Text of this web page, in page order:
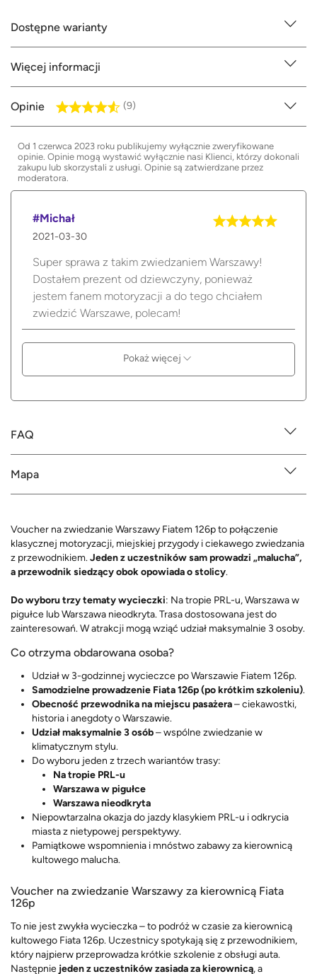
Dostępne warianty
Więcej informacji
Opinie (9)
Od 1 czerwca 2023 roku publikujemy wyłącznie zweryfikowane
opinie. Opinie mogą wystawić wyłącznie nasi Klienci, którzy dokonali
zakupu lub skorzystali z usługi. Opinie są zatwierdzane przez
moderatora.
#Michał
2021-03-30
Super sprawa z takim zwiedzaniem Warszawy!
Dostałem prezent od dziewczyny, ponieważ
jestem fanem motoryzacji a do tego chciałem
zwiedzić Warszawe, polecam!
Pokaż więcej
FAQ
Mapa
Voucher na zwiedzanie Warszawy Fiatem 126p to połączenie
klasycznej motoryzacji, miejskiej przygody i ciekawego zwiedzania
z przewodnikiem.Jeden z uczestników sam prowadzi „malucha”,
a przewodnik siedzący obok opowiada o stolicy.
Do wyboru trzy tematy wycieczki: Na tropie PRL-u, Warszawa w
pigułce lub Warszawa nieodkryta. Trasa dostosowana jest do
zainteresowań. W atrakcji mogą wziąć udział maksymalnie 3 osoby.
Co otrzyma obdarowana osoba?
Udział w 3-godzinnej wycieczce po Warszawie Fiatem 126p.
Samodzielne prowadzenie Fiata 126p (po krótkim szkoleniu).
Obecność przewodnika na miejscu pasażera– ciekawostki,
historia i anegdoty o Warszawie.
Udział maksymalnie 3 osób– wspólne zwiedzanie w
klimatycznym stylu.
Do wyboru jeden z trzech wariantów trasy:
Na tropie PRL-u
Warszawa w pigułce
Warszawa nieodkryta
Niepowtarzalna okazja do jazdy klasykiem PRL-u i odkrycia
miasta z nietypowej perspektywy.
Pamiątkowe wspomnienia i mnóstwo zabawy za kierownicą
kultowego malucha.
Voucher na zwiedzanie Warszawy za kierownicą Fiata
126p
To nie jest zwykła wycieczka – to podróż w czasie za kierownicą
kultowego Fiata 126p. Uczestnicy spotykają się z przewodnikiem,
który najpierw przeprowadza krótkie szkolenie z obsługi auta.
Następnie jeden z uczestników zasiada za kierownicą, a